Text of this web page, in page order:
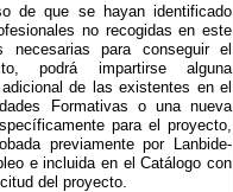
de que se hayan identificado
no recogidas en este
necesarias para conseguir el
podrá impartirse alguna
de las existentes en el
Formativas o una nueva
para el proyecto,
previamente por Lanbide-
e incluida en el Catálogo con
del proyecto.